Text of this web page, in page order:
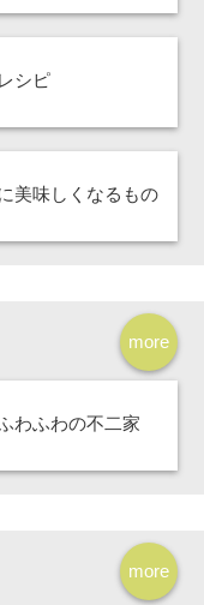
シピ
美味しくなるもの
more
わふわの不二家
more